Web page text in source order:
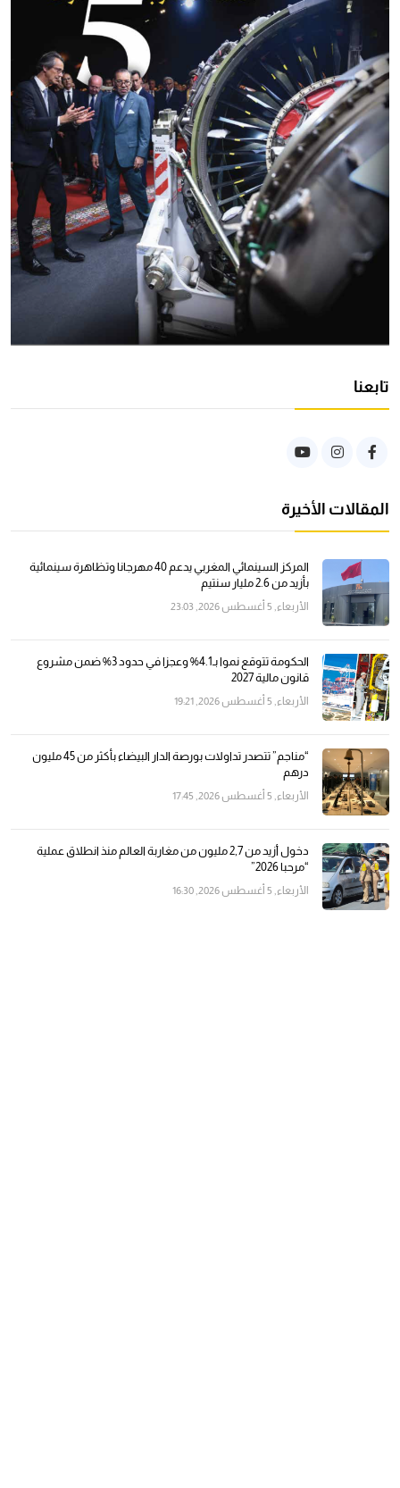
تابعنا
المقالات الأخيرة
المركز السينمائي المغربي يدعم 40 مهرجانا وتظاهرة سينمائية
بأزيد من 2.6 مليار سنتيم
الأربعاء, 5 أغسطس 2026, 23:03
الحكومة تتوقع نموا بـ4.1% وعجزا في حدود 3% ضمن مشروع
قانون مالية 2027
الأربعاء, 5 أغسطس 2026, 19:21
“مناجم” تتصدر تداولات بورصة الدار البيضاء بأكثر من 45 مليون
درهم
الأربعاء, 5 أغسطس 2026, 17:45
دخول أزيد من 2,7 مليون من مغاربة العالم منذ انطلاق عملية
“مرحبا 2026”
الأربعاء, 5 أغسطس 2026, 16:30